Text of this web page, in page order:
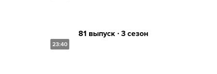
23:40
81 выпуск ∙ 3 сезон